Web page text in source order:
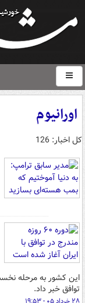
اورانیوم
کل اخبار: 126
توافق خبر داد.